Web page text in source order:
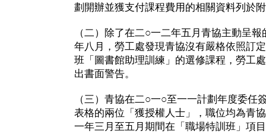
劃開辦並獲支付課程費用的相關資料列於
（二）除了在二○一二年五月青協主動呈
年八月，勞工處發現青協沒有嚴格依照訂
班「圖書館助理訓練」的選修課程，勞工
出書面警告。
（三）青協在二○一○至一一計劃年度委任
表格的兩位「獲授權人士」，職位均為青
一年三月至五月期間在「職場特訓班」項